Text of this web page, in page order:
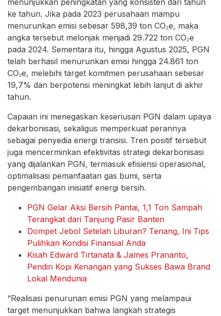
ke tahun. Jika pada 2023 perusahaan mampu
menurunkan emisi sebesar 598,39 ton CO₂e, maka
angka tersebut melonjak menjadi 29.722 ton CO₂e
pada 2024. Sementara itu, hingga Agustus 2025, PGN
telah berhasil menurunkan emisi hingga 24.861 ton
CO₂e, melebihi target komitmen perusahaan sebesar
19,7% dan berpotensi meningkat lebih lanjut di akhir
tahun.
Capaian ini menegaskan keseriusan PGN dalam upaya
dekarbonisasi, sekaligus memperkuat perannya
sebagai penyedia energi transisi. Tren positif tersebut
juga mencerminkan efektivitas strategi dekarbonisasi
yang dijalankan PGN, termasuk efisiensi operasional,
optimalisasi pemanfaatan gas bumi, serta
pengembangan inisiatif energi bersih.
PGN Gelar Aksi Bersih Pantai, 1,1 Ton Sampah
Terangkat dari Tanjung Pasir Banten
Dompet Jebol Setelah Liburan? Tenang, Ini Tips
Pulihkan Kondisi Finansial Anda
Kisah Edward Tirtanata & James Prananto,
Pendiri Kopi Kenangan yang Sukses Bawa Brand
Lokal Mendunia
“Realisasi penurunan emisi PGN yang melampaui
target menunjukkan bahwa langkah strategis